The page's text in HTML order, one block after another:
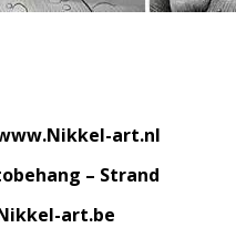
art.nl
– Strand
art.be